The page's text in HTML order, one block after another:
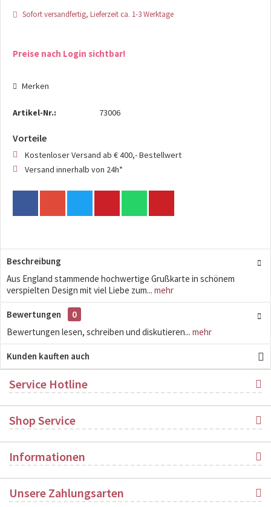
Sofort versandfertig, Lieferzeit ca. 1-3 Werktage
Preise nach Login sichtbar!
Merken
Artikel-Nr.: 73006
Vorteile
Kostenloser Versand ab € 400,- Bestellwert
Versand innerhalb von 24h*
Beschreibung
Aus England stammende hochwertige Grußkarte in schönem
verspielten Design mit viel Liebe zum... mehr
Bewertungen
0
Bewertungen lesen, schreiben und diskutieren... mehr
Kunden kauften auch
Service Hotline
Shop Service
Informationen
Unsere Zahlungsarten